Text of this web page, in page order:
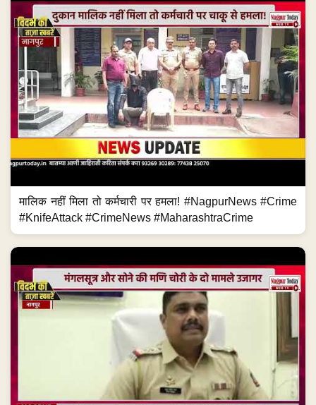
मालिक नहीं मिला तो कर्मचारी पर हमला! #NagpurNews #Crime
#KnifeAttack #CrimeNews #MaharashtraCrime